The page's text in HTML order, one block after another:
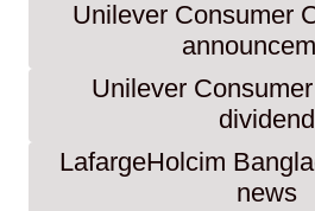
Unilever Consumer
Unilever
dividend
LafargeHolcim
news